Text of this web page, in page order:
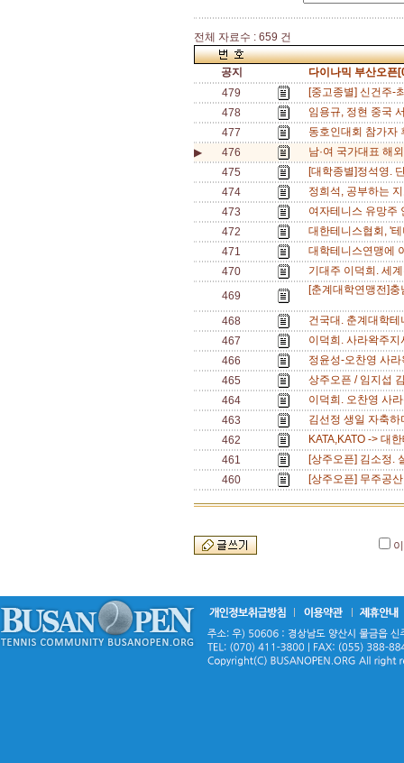
전체 자료수 : 659 건
공지
다이나믹 부산오픈
479
[중고종별] 신건주-
478
임용규, 정현 중국
477
동호인대회 참가자
▶
476
남·여 국가대표 해
475
[대학종별]정석영.
474
정희석, 공부하는
473
여자테니스 유망주
472
대한테니스협회, '
471
대학테니스연맹에
470
기대주 이덕희. 세
469
[춘계대학연맹전]
468
건국대. 춘계대학
467
이덕희. 사라왁주
466
정윤성-오찬영 사
465
상주오픈 / 임지섭
464
이덕희. 오찬영 사
463
김선정 생일 자축
462
KATA,KATO -> 대
461
[상주오픈] 김소정.
460
[상주오픈] 무주공